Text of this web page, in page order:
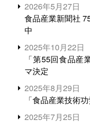
2026年5月27日
食品産業新聞社
中
2025年10月22日
「第55回食品産
マ決定
2025年8月29日
「食品産業技術
2025年7月25日